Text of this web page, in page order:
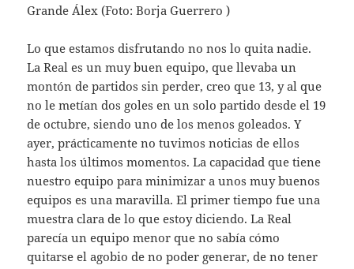
Grande Álex (Foto: Borja Guerrero )
Lo que estamos disfrutando no nos lo quita nadie.
La Real es un muy buen equipo, que llevaba un
montón de partidos sin perder, creo que 13, y al que
no le metían dos goles en un solo partido desde el 19
de octubre, siendo uno de los menos goleados. Y
ayer, prácticamente no tuvimos noticias de ellos
hasta los últimos momentos. La capacidad que tiene
nuestro equipo para minimizar a unos muy buenos
equipos es una maravilla. El primer tiempo fue una
muestra clara de lo que estoy diciendo. La Real
parecía un equipo menor que no sabía cómo
quitarse el agobio de no poder generar, de no tener